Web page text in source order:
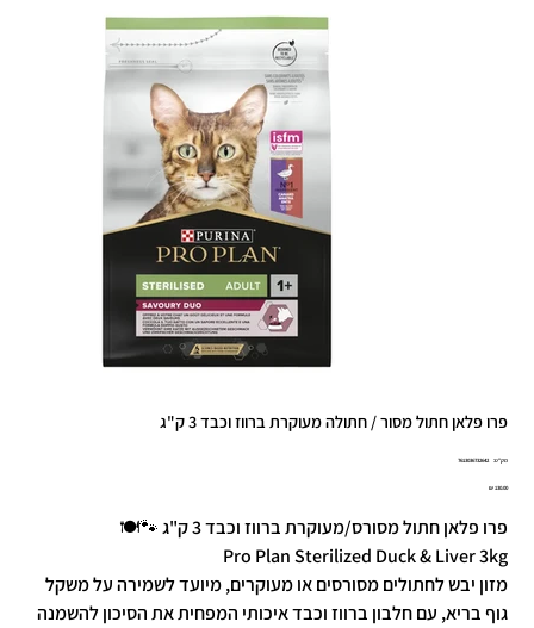
פרו פלאן חתול מסור / חתולה מעוקרת ברווז וכבד 3 ק"ג
מק"ט:
מק"ט
7613036732642
מחיר‏130.00 ‏₪
פרו פלאן חתול מסורס/מעוקרת ברווז וכבד 3 ק"ג 🐾🍽️
Pro Plan Sterilized Duck & Liver 3kg
מזון יבש לחתולים מסורסים או מעוקרים, מיועד לשמירה על משקל
גוף בריא, עם חלבון ברווז וכבד איכותי המפחית את הסיכון להשמנה